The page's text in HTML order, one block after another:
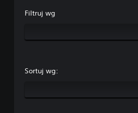
Filtruj wg
Sortuj wg: